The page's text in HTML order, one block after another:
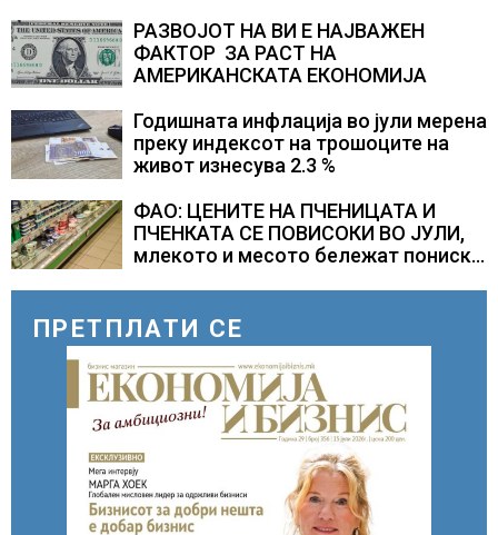
РАЗВОЈОТ НА ВИ Е НАЈВАЖЕН
ФАКТОР ЗА РАСТ НА
АМЕРИКАНСКАТА ЕКОНОМИЈА
Годишната инфлација во јули мерена
преку индексот на трошоците на
живот изнесува 2.3 %
ФАО: ЦЕНИТЕ НА ПЧЕНИЦАТА И
ПЧЕНКАТА СЕ ПОВИСОКИ ВО ЈУЛИ,
млекото и месото бележат пониски
ПРЕТПЛАТИ СЕ